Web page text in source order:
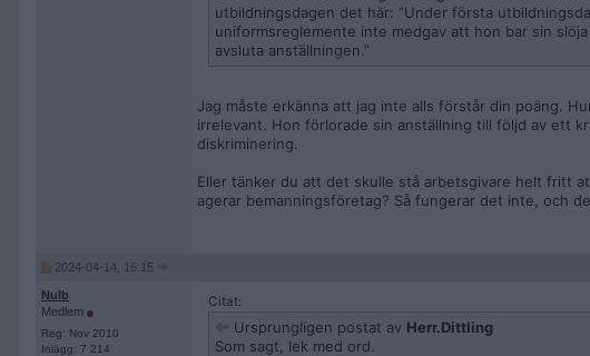
utbildningsdagen det här: ”Under första
uniformsreglemente inte medgav att hon bar sin
avsluta anställningen.”
Jag måste erkänna att jag inte alls förstår din poäng.
irrelevant. Hon förlorade sin anställning till följd av ett
diskriminering.
Eller tänker du att det skulle stå arbetsgivare helt fritt
agerar bemanningsföretag? Så fungerar det inte, och
2024-04-14, 16:15
Nulb
Medlem
Reg: Nov 2010
Inlägg: 7 214
Citat:
Ursprungligen postat av Herr.Dittling
Som sagt, lek med ord.